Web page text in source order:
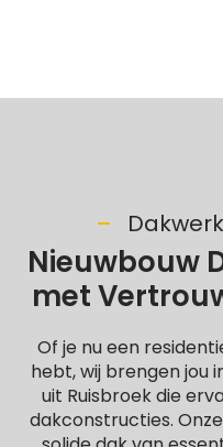
Nieuwbouw
met
Of je nu een
hebt, wij brengen jou
uit Ruisbroek die
dakconstructies.